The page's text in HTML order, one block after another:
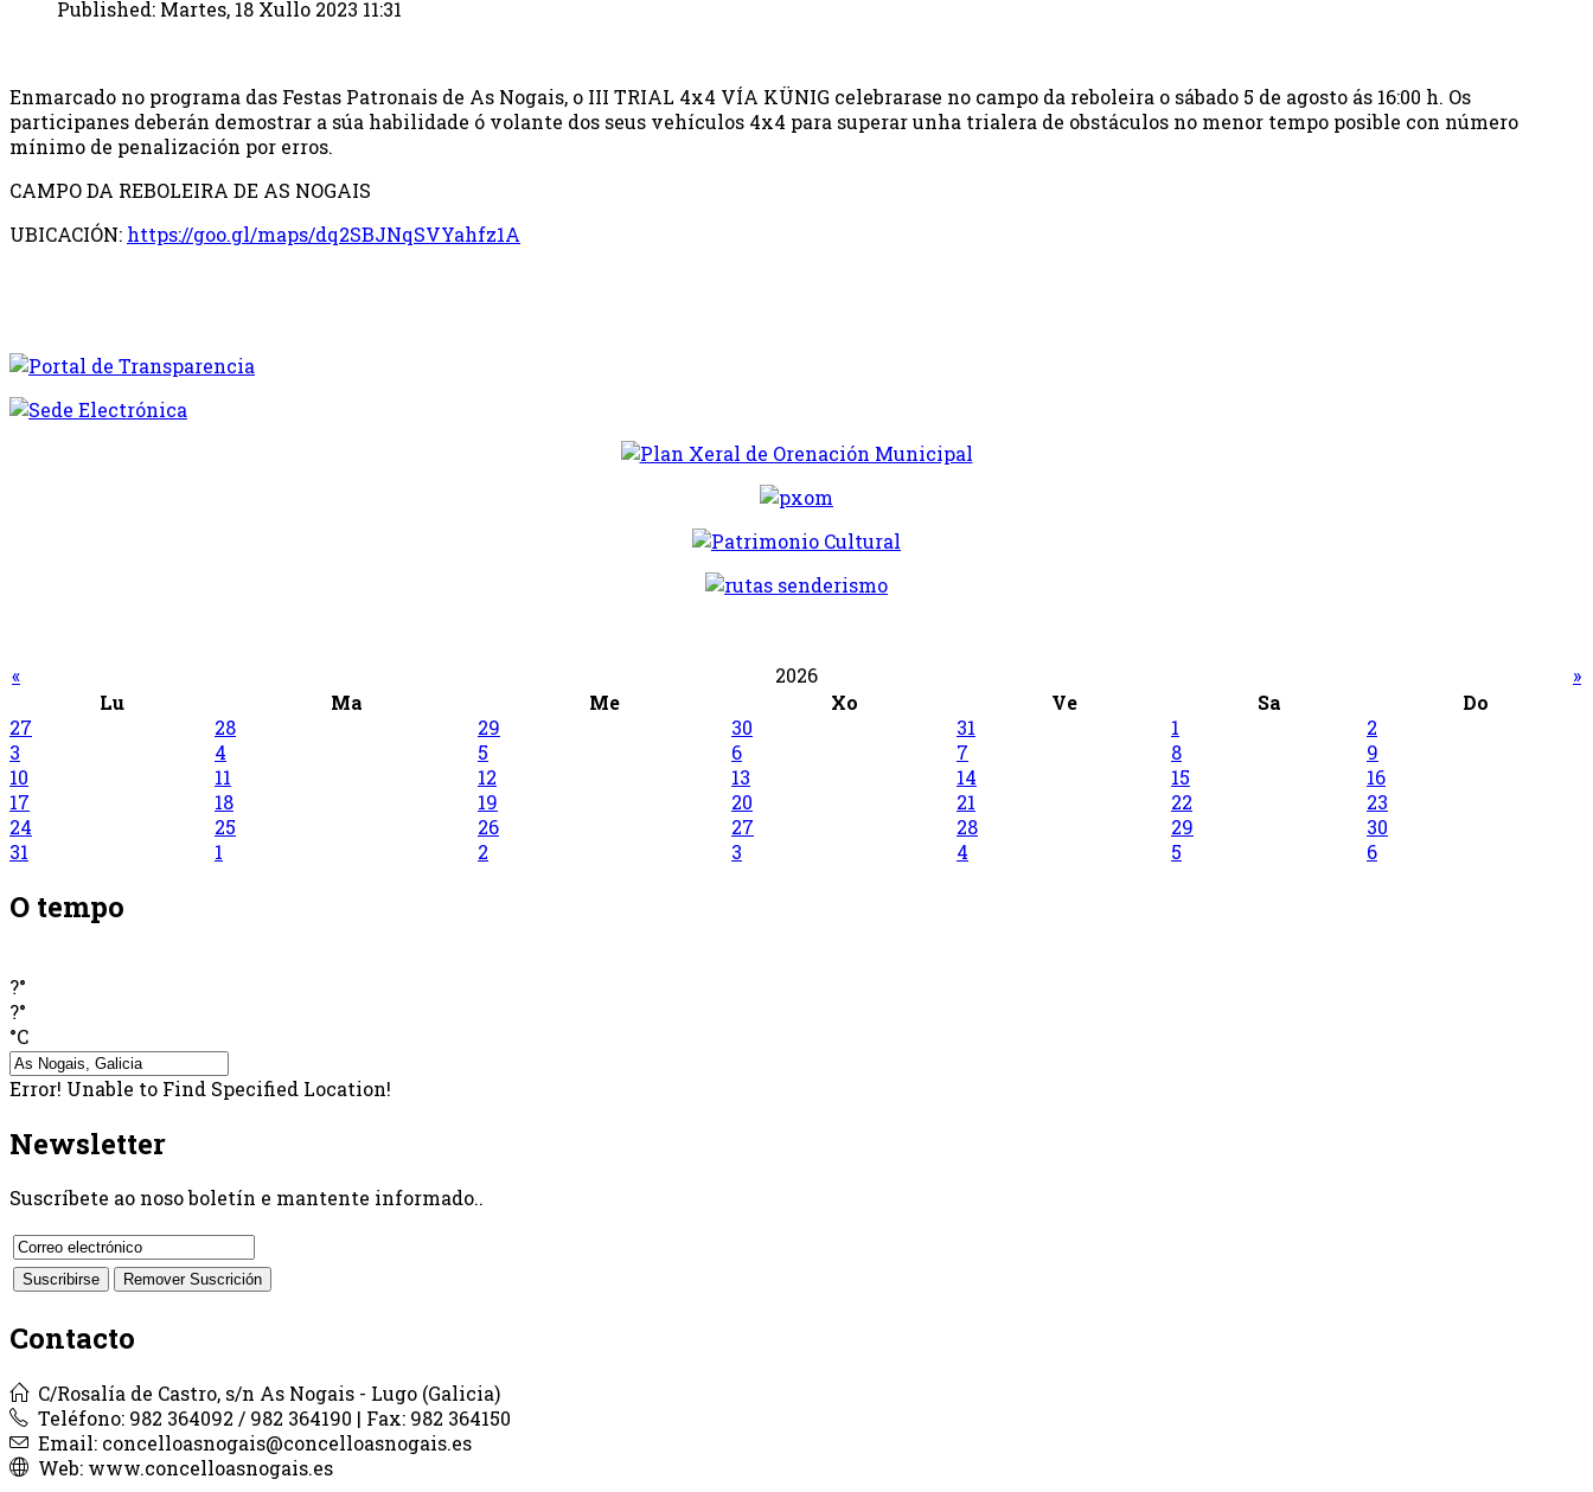
Published: Martes, 18 Xullo 2023 11:31
Enmarcado no programa das Festas Patronais de As Nogais, o III TRIAL 4x4 VÍA KÜNIG celebrarase no campo da reboleira o sábado 5 de agosto ás 16:00 h. Os
participanes deberán demostrar a súa habilidade ó volante dos seus vehículos 4x4 para superar unha trialera de obstáculos no menor tempo posible con número
mínimo de penalización por erros.
CAMPO DA REBOLEIRA DE AS NOGAIS
UBICACIÓN: https://goo.gl/maps/dq2SBJNqSVYahfz1A
« 2026
»
Lu
Ma Me Xo Ve Sa
Do
27
28 29 30 31 1
2
3
4 5 6 7 8
9
10
11 12 13 14 15
16
17
18 19 20 21 22
23
24
25 26 27 28 29
30
31
1 2 3 4 5 6
O tempo
?°
?°
°C
Error! Unable to Find Specified Location!
Newsletter
Suscríbete ao noso boletín e mantente informado..
Contacto
C/Rosalía de Castro, s/n As Nogais - Lugo (Galicia)
Teléfono: 982 364092 / 982 364190 | Fax: 982 364150
Email: concelloasnogais@concelloasnogais.es
Web: www.concelloasnogais.es